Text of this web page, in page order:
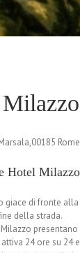
Hotel
giace di fronte
della strada.
attiva 24 ore su